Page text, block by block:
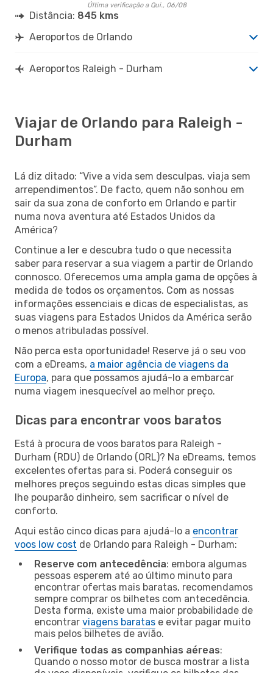
Última verificação a Qui., 06/08
Distância: 845 kms
Aeroportos de Orlando
Aeroportos Raleigh - Durham
Viajar de Orlando para Raleigh -
Durham
Lá diz ditado: “Vive a vida sem desculpas, viaja sem
arrependimentos”. De facto, quem não sonhou em
sair da sua zona de conforto em Orlando e partir
numa nova aventura até Estados Unidos da
América?
Continue a ler e descubra tudo o que necessita
saber para reservar a sua viagem a partir de Orlando
connosco. Oferecemos uma ampla gama de opções à
medida de todos os orçamentos. Com as nossas
informações essenciais e dicas de especialistas, as
suas viagens para Estados Unidos da América serão
o menos atribuladas possível.
Não perca esta oportunidade! Reserve já o seu voo
com a eDreams, a maior agência de viagens da
Europa, para que possamos ajudá-lo a embarcar
numa viagem inesquecível ao melhor preço.
Dicas para encontrar voos baratos
Está à procura de voos baratos para Raleigh -
Durham (RDU) de Orlando (ORL)? Na eDreams, temos
excelentes ofertas para si. Poderá conseguir os
melhores preços seguindo estas dicas simples que
lhe pouparão dinheiro, sem sacrificar o nível de
conforto.
Aqui estão cinco dicas para ajudá-lo a encontrar
voos low cost de Orlando para Raleigh - Durham:
Reserve com antecedência: embora algumas
pessoas esperem até ao último minuto para
encontrar ofertas mais baratas, recomendamos
sempre comprar os bilhetes com antecedência.
Desta forma, existe uma maior probabilidade de
encontrar viagens baratas e evitar pagar muito
mais pelos bilhetes de avião.
Verifique todas as companhias aéreas:
Quando o nosso motor de busca mostrar a lista